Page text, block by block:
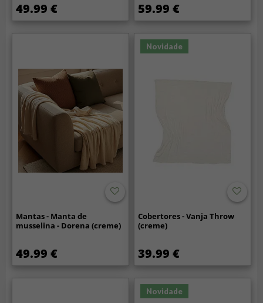
49.99 € 59.99 €
Mantas - Manta de
musselina - Dorena (creme)
49.99 €
Novidade
Cobertores - Vanja Throw
(creme)
39.99 €
Novidade